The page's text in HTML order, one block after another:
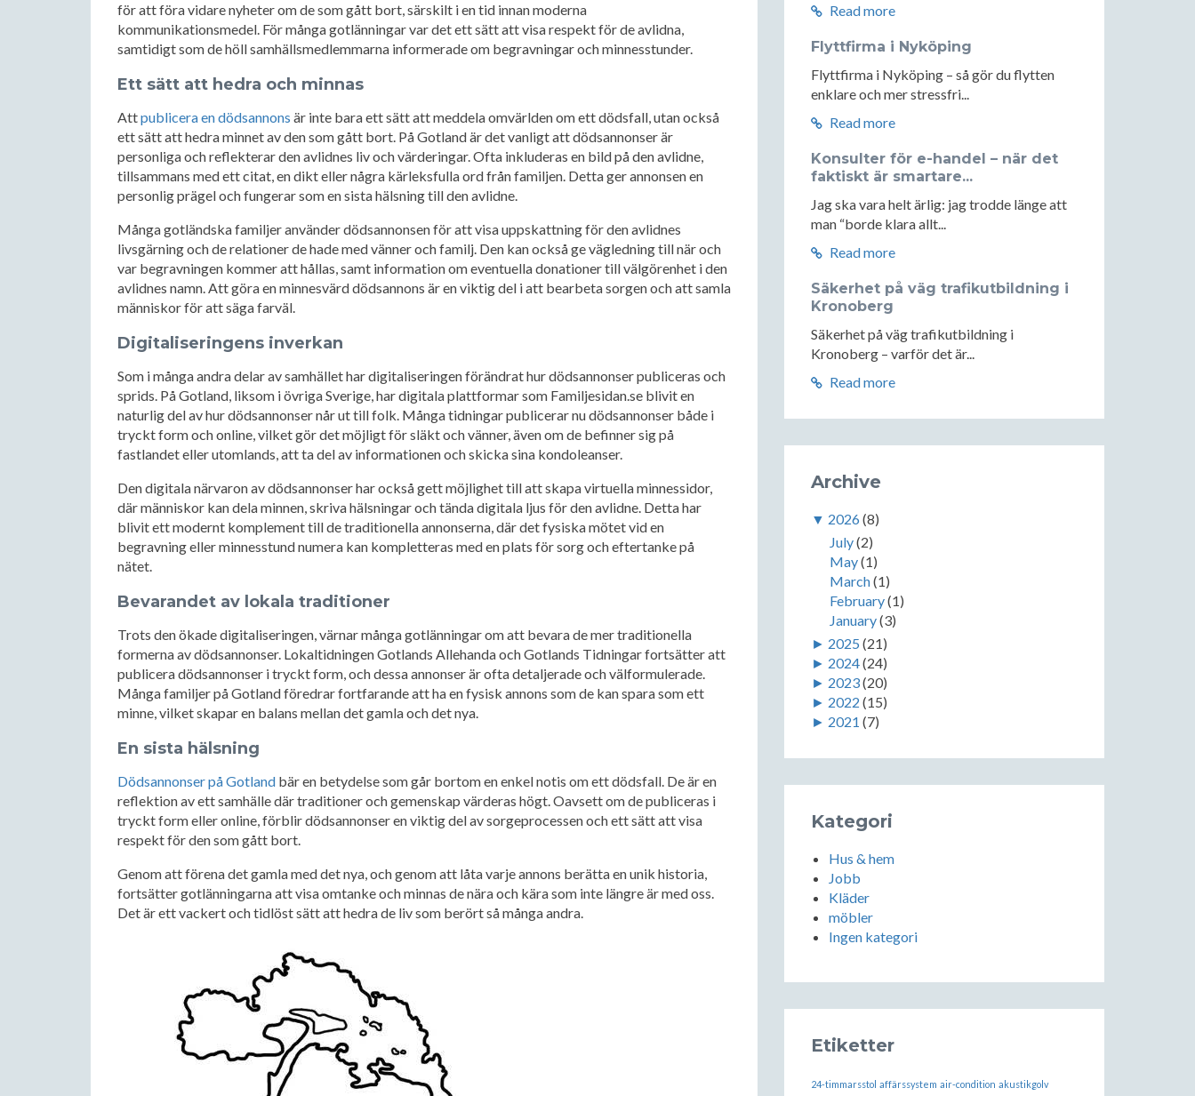
för att föra vidare nyheter om de som gått bort, särskilt i en tid innan moderna
kommunikationsmedel. För många gotlänningar var det ett sätt att visa respekt för de avlidna,
samtidigt som de höll samhällsmedlemmarna informerade om begravningar och minnesstunder.
Ett sätt att hedra och minnas
Attpublicera en dödsannons är inte bara ett sätt att meddela omvärlden om ett dödsfall, utan också
ett sätt att hedra minnet av den som gått bort. På Gotland är det vanligt att dödsannonser är
personliga och reflekterar den avlidnes liv och värderingar. Ofta inkluderas en bild på den avlidne,
tillsammans med ett citat, en dikt eller några kärleksfulla ord från familjen. Detta ger annonsen en
personlig prägel och fungerar som en sista hälsning till den avlidne.
Många gotländska familjer använder dödsannonsen för att visa uppskattning för den avlidnes
livsgärning och de relationer de hade med vänner och familj. Den kan också ge vägledning till när och
var begravningen kommer att hållas, samt information om eventuella donationer till välgörenhet i den
avlidnes namn. Att göra en minnesvärd dödsannons är en viktig del i att bearbeta sorgen och att samla
människor för att säga farväl.
Digitaliseringens inverkan
Som i många andra delar av samhället har digitaliseringen förändrat hur dödsannonser publiceras och
sprids. På Gotland, liksom i övriga Sverige, har digitala plattformar som Familjesidan.se blivit en
naturlig del av hur dödsannonser når ut till folk. Många tidningar publicerar nu dödsannonser både i
tryckt form och online, vilket gör det möjligt för släkt och vänner, även om de befinner sig på
fastlandet eller utomlands, att ta del av informationen och skicka sina kondoleanser.
Den digitala närvaron av dödsannonser har också gett möjlighet till att skapa virtuella minnessidor,
där människor kan dela minnen, skriva hälsningar och tända digitala ljus för den avlidne. Detta har
blivit ett modernt komplement till de traditionella annonserna, där det fysiska mötet vid en
begravning eller minnesstund numera kan kompletteras med en plats för sorg och eftertanke på
nätet.
Bevarandet av lokala traditioner
Trots den ökade digitaliseringen, värnar många gotlänningar om att bevara de mer traditionella
formerna av dödsannonser. Lokaltidningen Gotlands Allehanda och Gotlands Tidningar fortsätter att
publicera dödsannonser i tryckt form, och dessa annonser är ofta detaljerade och välformulerade.
Många familjer på Gotland föredrar fortfarande att ha en fysisk annons som de kan spara som ett
minne, vilket skapar en balans mellan det gamla och det nya.
En sista hälsning
Dödsannonser på Gotland bär en betydelse som går bortom en enkel notis om ett dödsfall. De är en
reflektion av ett samhälle där traditioner och gemenskap värderas högt. Oavsett om de publiceras i
tryckt form eller online, förblir dödsannonser en viktig del av sorgeprocessen och ett sätt att visa
respekt för den som gått bort.
Genom att förena det gamla med det nya, och genom att låta varje annons berätta en unik historia,
fortsätter gotlänningarna att visa omtanke och minnas de nära och kära som inte längre är med oss.
Det är ett vackert och tidlöst sätt att hedra de liv som berört så många andra.
Read more
Flyttfirma i Nyköping
Flyttfirma i Nyköping – så gör du flytten
enklare och mer stressfri...
Read more
Konsulter för e-handel – när det
faktiskt är smartare...
Jag ska vara helt ärlig: jag trodde länge att
man “borde klara allt...
Read more
Säkerhet på väg trafikutbildning i
Kronoberg
Säkerhet på väg trafikutbildning i
Kronoberg – varför det är...
Read more
Archive
▼ 2026(8)
July(2)
May(1)
March(1)
February(1)
January(3)
► 2025 (21)
► 2024(24)
► 2023(20)
► 2022 (15)
► 2021 (7)
Kategori
Hus & hem
Jobb
Kläder
möbler
Ingen kategori
Etiketter
24-timmarsstol affärssystem air-condition akustikgolv